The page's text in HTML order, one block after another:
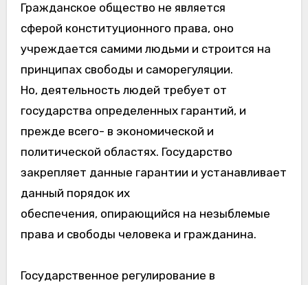
Гражданское общество не является
сферой конституционного права, оно
учреждается самими людьми и строится на
принципах свободы и саморегуляции.
Но, деятельность людей требует от
государства определенных гарантий, и
прежде всего- в экономической и
политической областях. Государство
закрепляет данные гарантии и устанавливает
данный порядок их
обеспечения, опирающийся на незыблемые
права и свободы человека и гражданина.
Государственное регулирование в